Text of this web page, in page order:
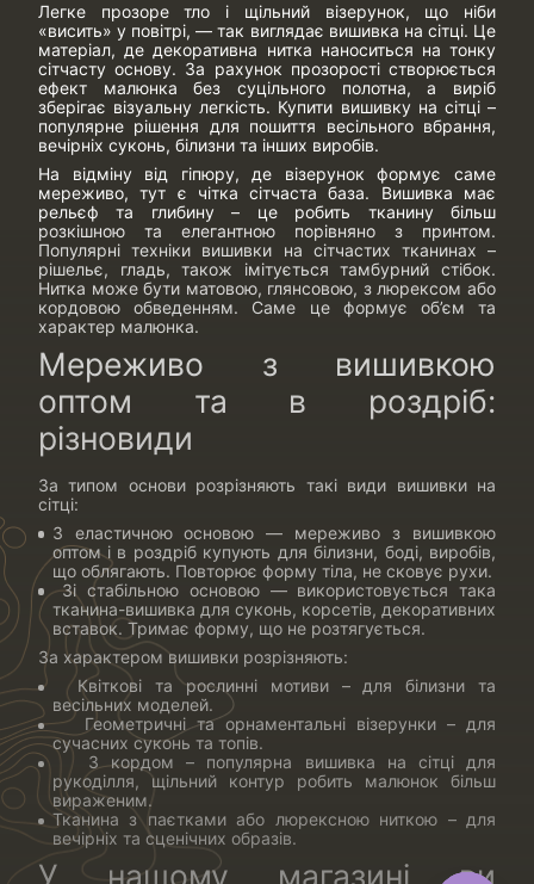
Легке прозоре тло і щільний візерунок, що ніби
«висить» у повітрі, — так виглядає вишивка на сітці. Це
матеріал, де декоративна нитка наноситься на тонку
сітчасту основу. За рахунок прозорості створюється
ефект малюнка без суцільного полотна, а виріб
зберігає візуальну легкість. Купити вишивку на сітці –
популярне рішення для пошиття весільного вбрання,
вечірніх суконь, білизни та інших виробів.
На відміну від гіпюру, де візерунок формує саме
мереживо, тут є чітка сітчаста база. Вишивка має
рельєф та глибину – це робить тканину більш
розкішною та елегантною порівняно з принтом.
Популярні техніки вишивки на сітчастих тканинах –
рішельє, гладь, також імітується тамбурний стібок.
Нитка може бути матовою, глянсовою, з люрексом або
кордовою обведенням. Саме це формує об’єм та
характер малюнка.
Мереживо з вишивкою
оптом та в роздріб:
різновиди
За типом основи розрізняють такі види вишивки на
сітці:
З еластичною основою — мереживо з вишивкою
оптом і в роздріб купують для білизни, боді, виробів,
що облягають. Повторює форму тіла, не сковує рухи.
Зі стабільною основою — використовується така
тканина-вишивка для суконь, корсетів, декоративних
вставок. Тримає форму, що не розтягується.
За характером вишивки розрізняють:
Квіткові та рослинні мотиви – для білизни та
весільних моделей.
Геометричні та орнаментальні візерунки – для
сучасних суконь та топів.
З кордом – популярна вишивка на сітці для
рукоділля, щільний контур робить малюнок більш
вираженим.
Тканина з паєтками або люрексною ниткою – для
вечірніх та сценічних образів.
У нашому магазині ви